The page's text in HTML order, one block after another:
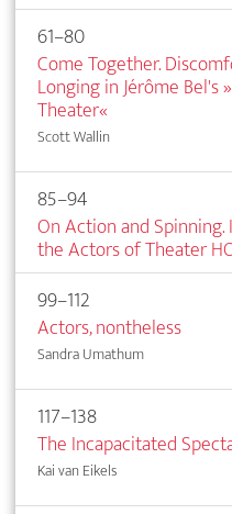
61–80
Come Together.
Longing in Jérôme Bel's
Theater«
Scott Wallin
85–94
On Action and
the Actors of Theater
99–112
Actors, nontheless
Sandra Umathum
117–138
The Incapacitated
Kai van Eikels